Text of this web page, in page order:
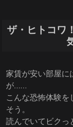
ザ・ヒトコワ
家賃が安い部屋に
が……
こんな恐怖体験
そう。
読んでいてビクっ